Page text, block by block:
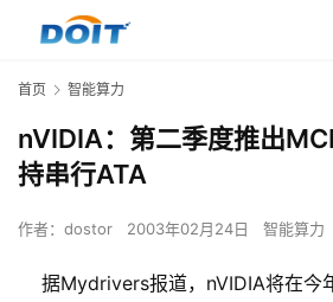
首页 智能算力
nVIDIA：第二季度推出
持串行ATA
作者： dostor 2003年02月24日 智能算力
据Mydrivers报道，nVIDIA将在今